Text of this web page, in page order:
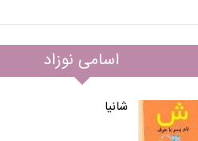
اسامی نوزاد
شانیا